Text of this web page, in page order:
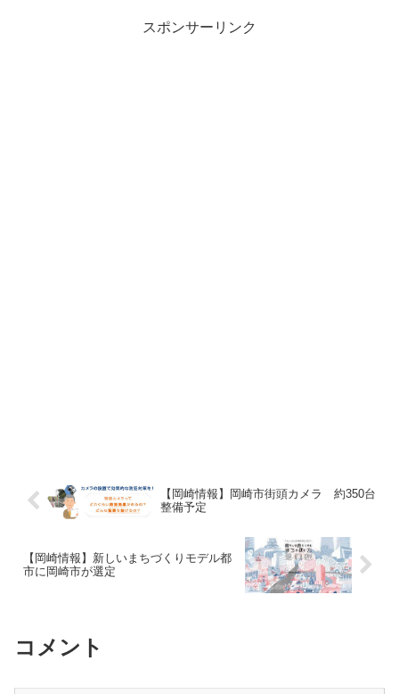
スポンサーリンク
【岡崎情報】岡崎市街頭カメラ 約350台
整備予定
【岡崎情報】新しいまちづくりモデル都
市に岡崎市が選定
コメント